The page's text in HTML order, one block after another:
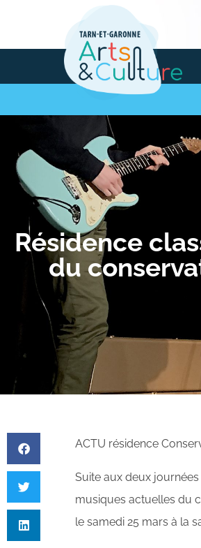
Résidence
du
ACTU résidence
Suite aux deux
musiques actuelles du
le samedi 25 mars à la